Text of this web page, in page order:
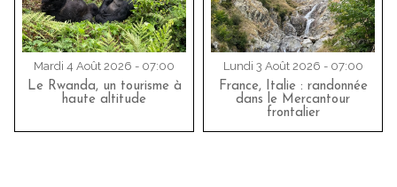
Mardi 4 Août 2026 - 07:00
Le Rwanda, un tourisme à
haute altitude
Lundi 3 Août 2026 - 07:00
France, Italie : randonnée
dans le Mercantour
frontalier